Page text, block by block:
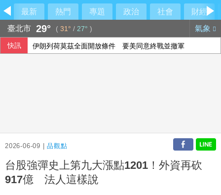
最新 熱門 專題 政治 社會
財經
臺北市 29° ( 31° / 27° ) 氣象
快訊 伊朗列荷莫茲全面開放條件 要美同意終戰並撤軍
2026-06-09 |品觀點
台股強彈史上第九大漲點1201！外資再砍
917億 法人這樣說